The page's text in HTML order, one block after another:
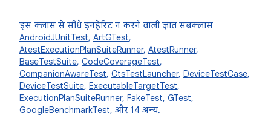
इस क्लास से सीधे इनहेरिट न करने वाली ज्ञात सबक्लास
AndroidJUnitTest, ArtGTest,
AtestExecutionPlanSuiteRunner, AtestRunner,
BaseTestSuite, CodeCoverageTest,
CompanionAwareTest, CtsTestLauncher, DeviceTestCase,
DeviceTestSuite, ExecutableTargetTest,
ExecutionPlanSuiteRunner, FakeTest, GTest,
GoogleBenchmarkTest, और 14 अन्य.